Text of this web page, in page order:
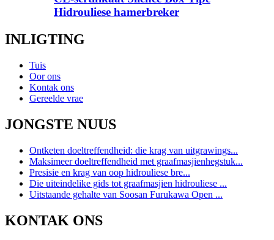
Hidrouliese hamerbreker
INLIGTING
Tuis
Oor ons
Kontak ons
Gereelde vrae
JONGSTE NUUS
Ontketen doeltreffendheid: die krag van uitgrawings...
Maksimeer doeltreffendheid met graafmasjienhegstuk...
Presisie en krag van oop hidrouliese bre...
Die uiteindelike gids tot graafmasjien hidrouliese ...
Uitstaande gehalte van Soosan Furukawa Open ...
KONTAK ONS